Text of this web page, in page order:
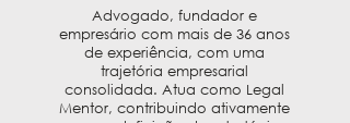
Advogado, fundador e
empresário com mais de 36 anos
de experiência, com uma
trajetória empresarial
consolidada. Atua como Legal
Mentor, contribuindo ativamente